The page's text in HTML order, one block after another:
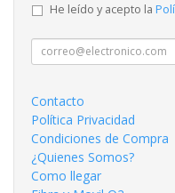
He leído y acepto la
Contacto
Política Privacidad
Condiciones de Compra
¿Quienes Somos?
Como llegar